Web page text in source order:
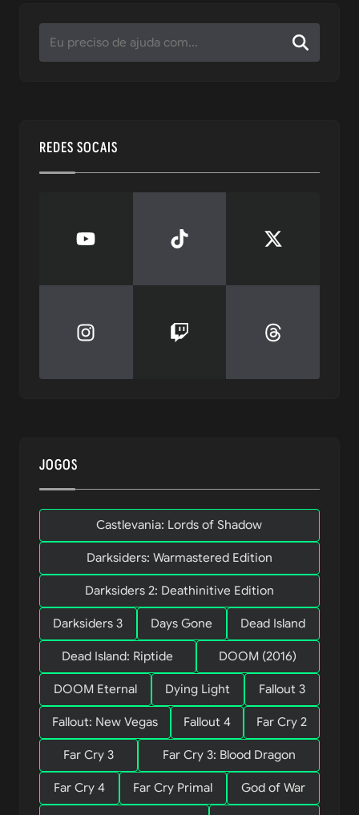
REDES SOCAIS
JOGOS
Castlevania: Lords of Shadow
Darksiders: Warmastered Edition
Darksiders 2: Deathinitive Edition
Darksiders 3 Days Gone Dead Island
Dead Island: Riptide DOOM (2016)
DOOM Eternal Dying Light Fallout 3
Fallout: New Vegas Fallout 4 Far Cry 2
Far Cry 3 Far Cry 3: Blood Dragon
Far Cry 4 Far Cry Primal God of War